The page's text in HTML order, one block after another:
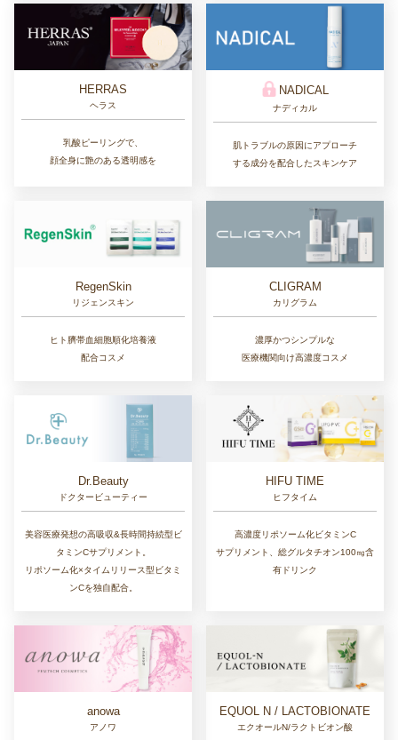
HERRAS
ヘラス
乳酸ピーリングで、
顔全身に艶のある透明感を
NADICAL
ナディカル
肌トラブルの原因にアプローチ
する成分を配合したスキンケア
RegenSkin
リジェンスキン
ヒト臍帯血細胞順化培養液
配合コスメ
CLIGRAM
カリグラム
濃厚かつシンプルな
医療機関向け高濃度コスメ
Dr.Beauty
ドクタービューティー
美容医療発想の高吸収&長時間持続型ビ
タミンCサプリメント。
リポソーム化×タイムリリース型ビタミ
ンCを独自配合。
HIFU TIME
ヒフタイム
高濃度リポソーム化ビタミンC
サプリメント、総グルタチオン100㎎含
有ドリンク
anowa
アノワ
EQUOL N / LACTOBIONATE
エクオールN/ラクトビオン酸